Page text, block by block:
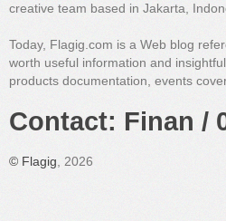
creative team based in Jakarta,
Today, Flagig.com is a Web blog
worth useful information and
products documentation, events
Contact: Finan /
© Flagig, 2026